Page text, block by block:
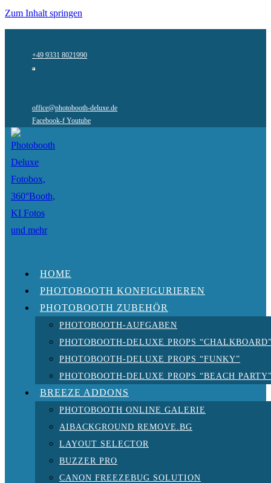
Zum Inhalt springen
+49 9331 8021990
office@photobooth-deluxe.de
Facebook-f Youtube
HOME
PHOTOBOOTH KONFIGURIEREN
PHOTOBOOTH ZUBEHÖR
PHOTOBOOTH-AUFGABEN
PHOTOBOOTH-DELUXE PROPS
PHOTOBOOTH-DELUXE PROPS “FUNKY”
PHOTOBOOTH-DELUXE PROPS “BEACH
BREEZE ADDONS
PHOTOBOOTH ONLINE GALERIE
AIBACKGROUND REMOVE.BG
LAYOUT SELECTOR
BUZZER PRO
CANON FREEZEBUG SOLUTION